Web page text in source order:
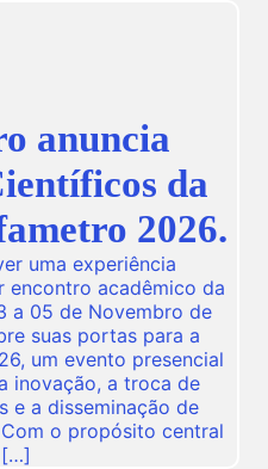
anuncia
da
2026.
uma experiência
encontro acadêmico da
a 05 de Novembro de
suas portas para a
um evento presencial
inovação, a troca de
e a disseminação de
o propósito central